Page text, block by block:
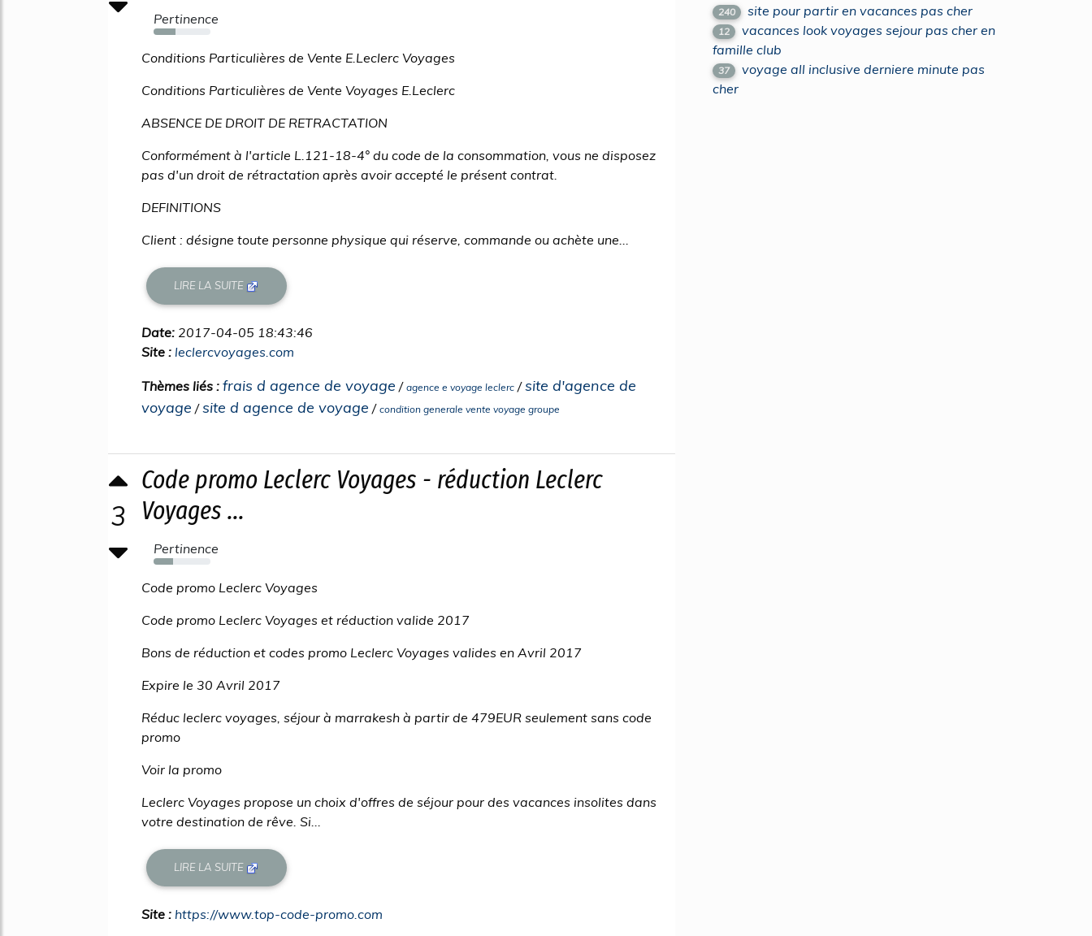
Pertinence
38%
Conditions Particulières de Vente E.Leclerc Voyages
Conditions Particulières de Vente Voyages E.Leclerc
ABSENCE DE DROIT DE RETRACTATION
Conformément à l'article L.121-18-4° du code de la consommation, vous ne disposez
pas d'un droit de rétractation après avoir accepté le présent contrat.
DEFINITIONS
Client : désigne toute personne physique qui réserve, commande ou achète une...
LIRE LA SUITE
Date: 2017-04-05 18:43:46
Site : leclercvoyages.com
Thèmes liés : frais d agence de voyage / agence e voyage leclerc /site d'agence de
voyage /site d agence de voyage / condition generale vente voyage groupe
3
Code promo Leclerc Voyages - réduction Leclerc
Voyages ...
Pertinence
34%
Code promo Leclerc Voyages
Code promo Leclerc Voyages et réduction valide 2017
Bons de réduction et codes promo Leclerc Voyages valides en Avril 2017
Expire le 30 Avril 2017
Réduc leclerc voyages, séjour à marrakesh à partir de 479EUR seulement sans code
promo
Voir la promo
Leclerc Voyages propose un choix d'offres de séjour pour des vacances insolites dans
votre destination de rêve. Si...
LIRE LA SUITE
Site : https://www.top-code-promo.com
240 site pour partir en vacances pas cher
12
vacances look voyages sejour pas cher en
famille club
37
voyage all inclusive derniere minute pas
cher